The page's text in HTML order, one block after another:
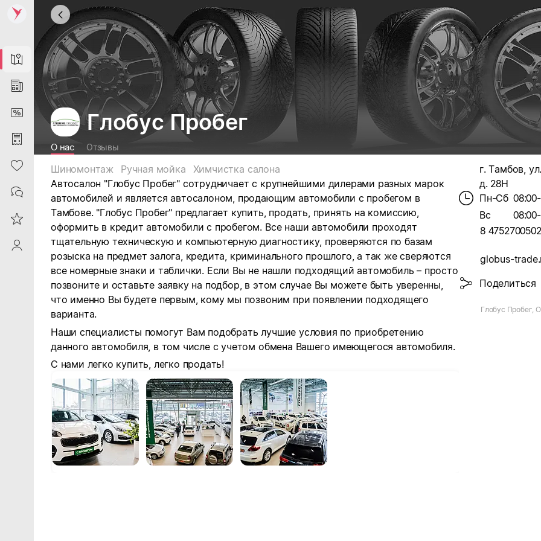
Map
News
DiscountCard
Purchases
Heart
Contacts
Reviews
ProfileSaby
Глобус Пробег
О нас Отзывы
Шиномонтаж Ручная мойка
Химчистка салона
Автосалон "Глобус Пробег" сотрудничает с крупнейшими дилерами разных марок
автомобилей и является автосалоном, продающим автомобили с пробегом в
Тамбове. "Глобус Пробег" предлагает купить, продать, принять на комиссию,
оформить в кредит автомобили с пробегом. Все наши автомобили проходят
тщательную техническую и компьютерную диагностику, проверяются по базам
розыска на предмет залога, кредита, криминального прошлого, а так же сверяются
все номерные знаки и таблички. Если Вы не нашли подходящий автомобиль – просто
позвоните и оставьте заявку на подбор, в этом случае Вы можете быть уверенны,
что именно Вы будете первым, кому мы позвоним при появлении подходящего
варианта.
Наши специалисты помогут Вам подобрать лучшие условия по приобретению
данного автомобиля, в том числе с учетом обмена Вашего имеющегося автомобиля.
С нами легко купить, легко продать!
г. Тамбов,
д. 28Н
Пн-Сб
Вс
8
globus-
Поделиться
Глобус Пробег,